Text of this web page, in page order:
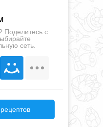
Поделитесь с
сеть.